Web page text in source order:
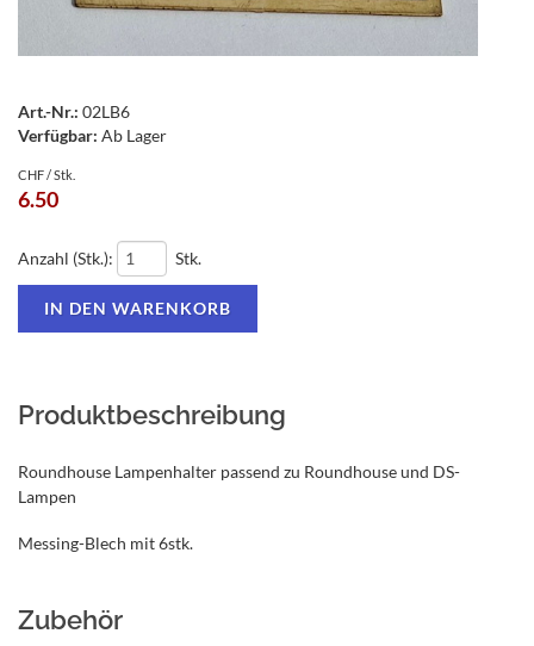
Art.-Nr.: 02LB6
Verfügbar: Ab Lager
CHF / Stk.
6.50
Anzahl (Stk.): Stk.
Produktbeschreibung
Roundhouse Lampenhalter passend zu Roundhouse und DS-
Lampen
Messing-Blech mit 6stk.
Zubehör